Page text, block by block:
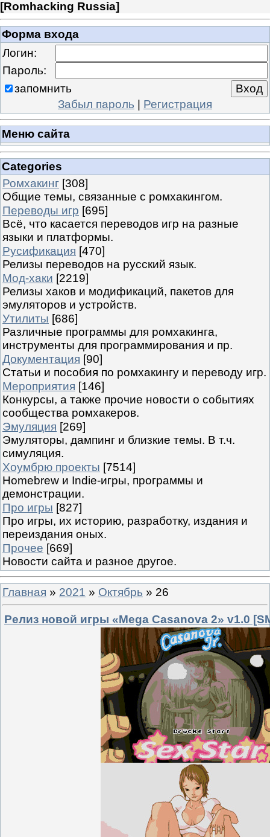
[Romhacking Russia]
Форма входа
Логин:
Пароль:
запомнить
Забыл пароль | Регистрация
Меню сайта
Categories
Ромхакинг [308]
Общие темы, связанные с ромхакингом.
Переводы игр [695]
Всё, что касается переводов игр на разные
языки и платформы.
Русификация [470]
Релизы переводов на русский язык.
Мод-хаки [2219]
Релизы хаков и модификаций, пакетов для
эмуляторов и устройств.
Утилиты [686]
Различные программы для ромхакинга,
инструменты для программирования и пр.
Документация [90]
Статьи и пособия по ромхакингу и переводу игр.
Мероприятия [146]
Конкурсы, а также прочие новости о событиях
сообщества ромхакеров.
Эмуляция [269]
Эмуляторы, дампинг и близкие темы. В т.ч.
симуляция.
Хоумбрю проекты [7514]
Homebrew и Indie-игры, программы и
демонстрации.
Про игры [827]
Про игры, их историю, разработку, издания и
переиздания оных.
Прочее [669]
Новости сайта и разное другое.
Главная » 2021 » Октябрь » 26
Релиз новой игры «Mega Casanova 2» v1.0